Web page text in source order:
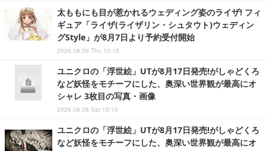
太ももにも目が惹かれるウェディング姿のライザ! フィ
ギュア「ライザ(ライザリン・シュタウト)ウェディン
グStyle」が8月7日より予約受付開始
2026.08.06 Thu 10:15
ユニクロの「浮世絵」UTが8月17日発売!がしゃどくろ
など妖怪をモチーフにした、奥深い世界観が最高にオ
シャレ 3枚目の写真・画像
2026.08.08 Sat 15:10
ユニクロの「浮世絵」UTが8月17日発売!がしゃどくろ
など妖怪をモチーフにした、奥深い世界観が最高にオ